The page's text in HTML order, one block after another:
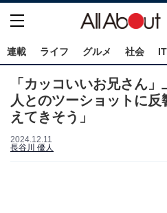
連載 ライフ グルメ 社会
「カッコいいお兄さん
人とのツーショットに
えてきそう」
2024.12.11
長谷川 優人